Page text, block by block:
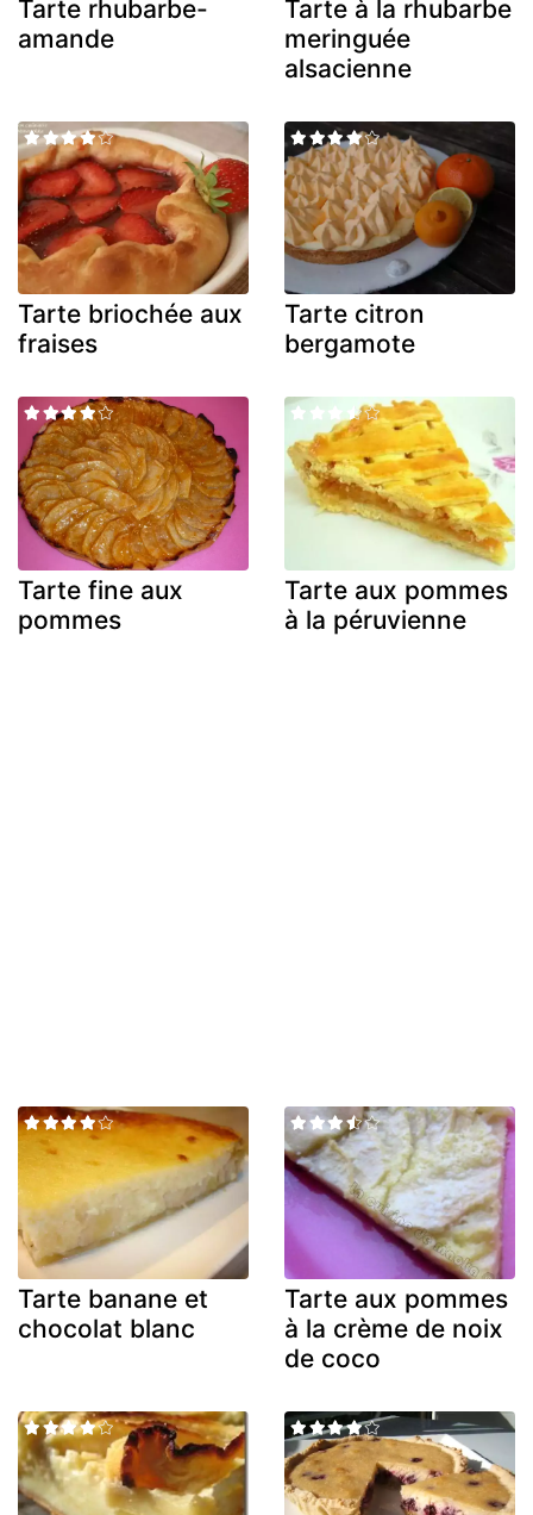
Tarte rhubarbe-
amande
Tarte à la rhubarbe
meringuée
alsacienne
Tarte briochée aux
fraises
Tarte citron
bergamote
Tarte fine aux
pommes
Tarte aux pommes
à la péruvienne
Tarte banane et
chocolat blanc
Tarte aux pommes
à la crème de noix
de coco